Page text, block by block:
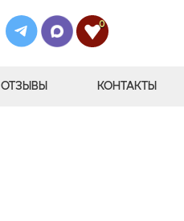
0
ОТЗЫВЫ КОНТАКТЫ